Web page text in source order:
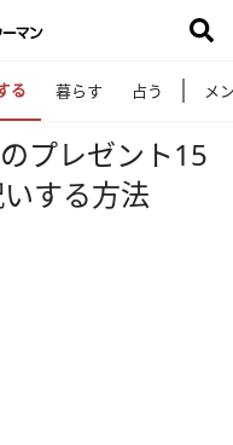
る 暮らす 占う メ
プレゼント15
する方法